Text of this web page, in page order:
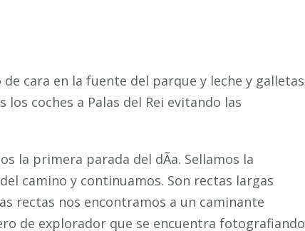
cara en la fuente del parque y leche y galletas
los coches a Palas del Rei evitando las
la primera parada del dÃ­a. Sellamos la
camino y continuamos. Son rectas largas
rectas nos encontramos a un caminante
de explorador que se encuentra fotografiando